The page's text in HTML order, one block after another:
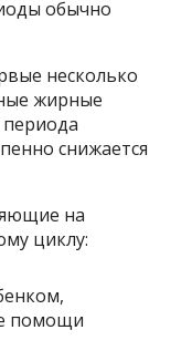
обычно
несколько
жирные
снижается
на
циклу:
помощи